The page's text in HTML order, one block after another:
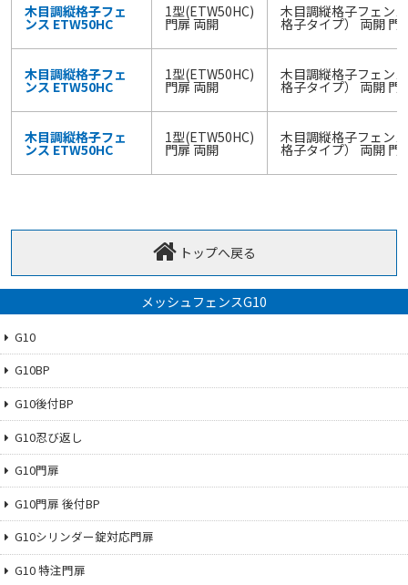
木目調縦格子フェ
ンス ETW50HC
1型(ETW50HC)
門扉 両開
木目調縦格子フェン
格子タイプ） 両開 門
木目調縦格子フェ
ンス ETW50HC
1型(ETW50HC)
門扉 両開
木目調縦格子フェン
格子タイプ） 両開 門
木目調縦格子フェ
ンス ETW50HC
1型(ETW50HC)
門扉 両開
木目調縦格子フェン
格子タイプ） 両開 門
トップへ戻る
メッシュフェンスG10
G10
G10BP
G10後付BP
G10忍び返し
G10門扉
G10門扉 後付BP
G10シリンダー錠対応門扉
G10 特注門扉